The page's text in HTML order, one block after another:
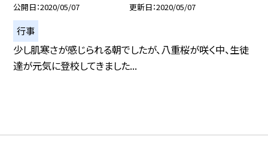
公開日 2020/05/07 更新日 2020/05/07
行事
少し肌寒さが感じられる朝でしたが、八重桜が咲く中、生徒
達が元気に登校してきました...